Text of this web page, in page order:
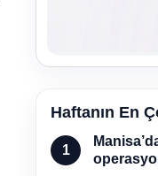
Haftanın En
1